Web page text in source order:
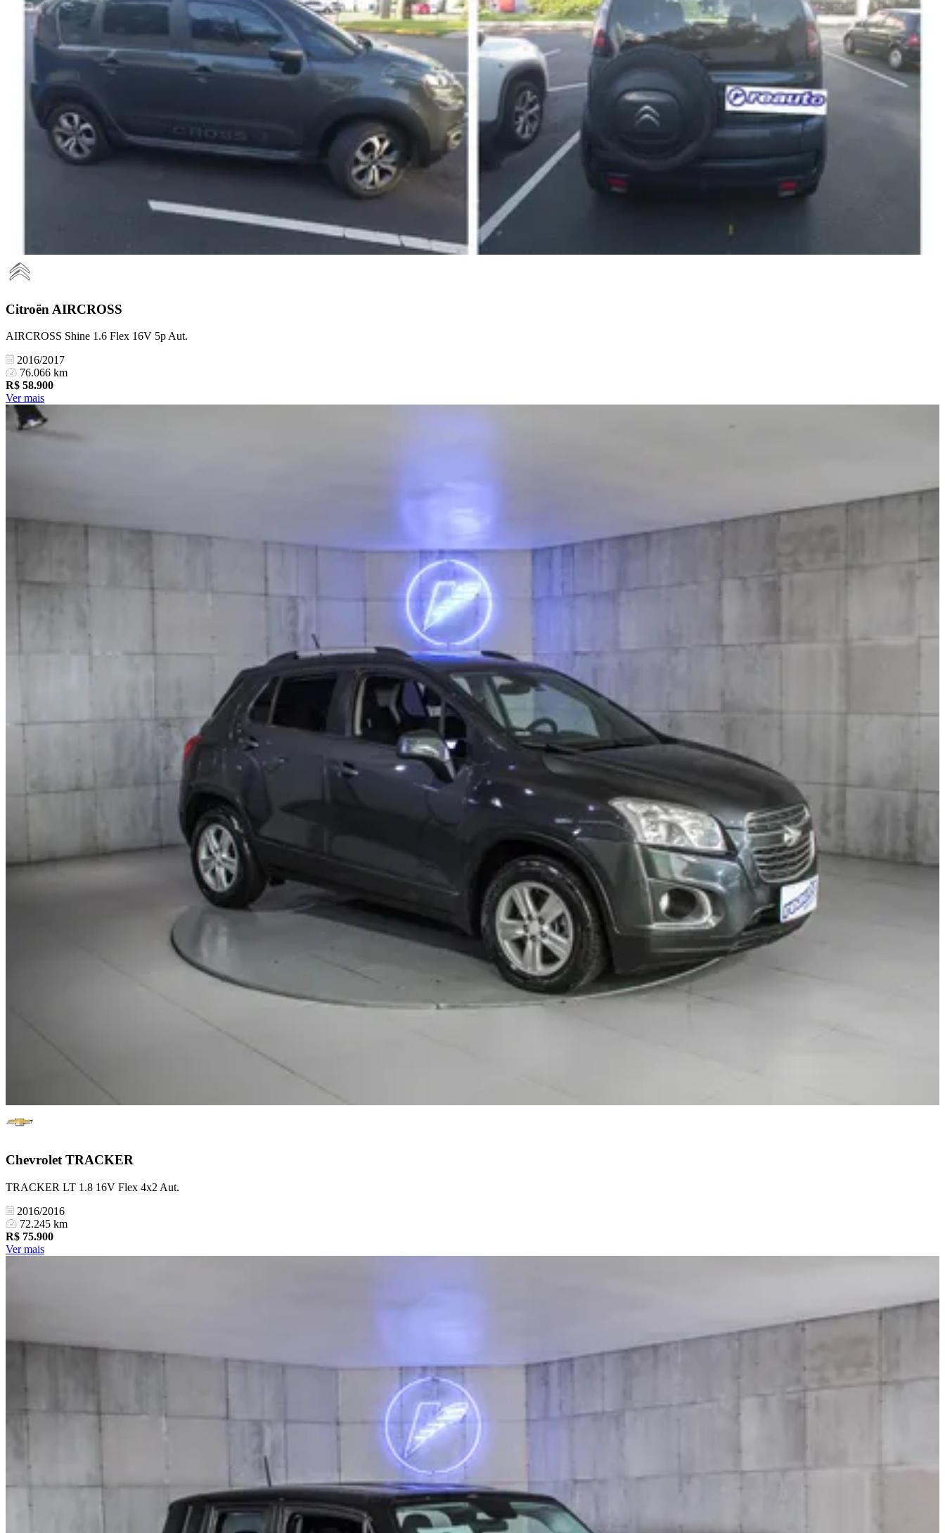
Citroën AIRCROSS
AIRCROSS Shine 1.6 Flex 16V 5p Aut.
2016/2017
76.066 km
R$ 58.900
Ver mais
Chevrolet TRACKER
TRACKER LT 1.8 16V Flex 4x2 Aut.
2016/2016
72.245 km
R$ 75.900
Ver mais